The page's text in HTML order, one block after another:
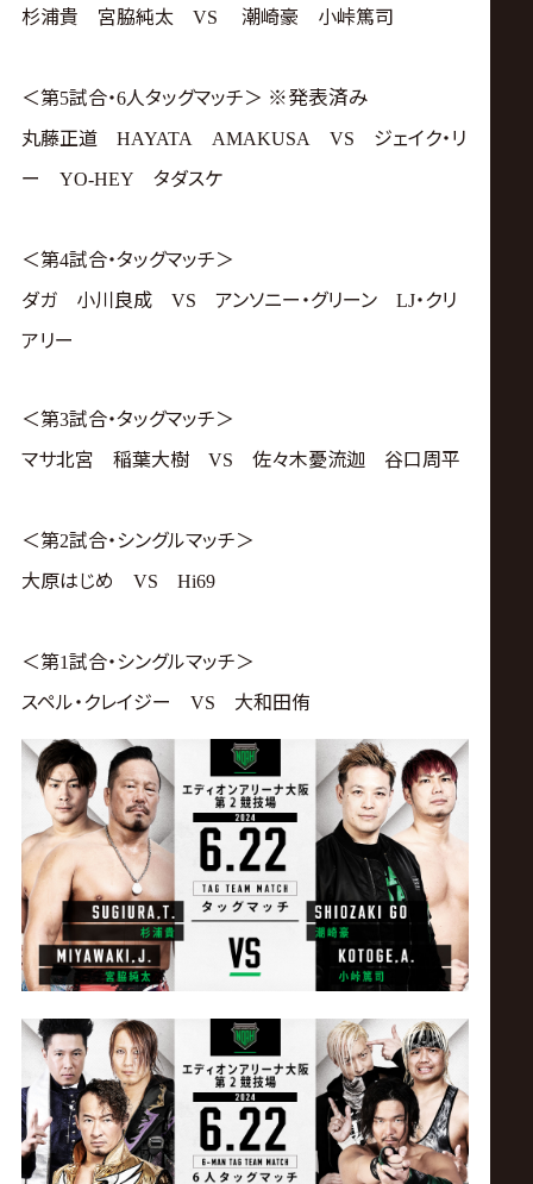
杉浦貴 宮脇純太
VS 潮崎豪 小峠篤司
＜第5試合・6人タッグマッチ＞ ※発表済み
丸藤正道
HAYATA AMAKUSA VS
ジェイク・リ
ー
YO-HEY タダスケ
＜第4試合・タッグマッチ＞
ダガ 小川良成
VS アンソニー・グリーン LJ・クリ
アリー
＜第3試合・タッグマッチ＞
マサ北宮 稲葉大樹
VS 佐々木憂流迦 谷口周平
＜第2試合・シングルマッチ＞
大原はじめ
VS Hi69
＜第1試合・シングルマッチ＞
スペル・クレイジー
VS 大和田侑